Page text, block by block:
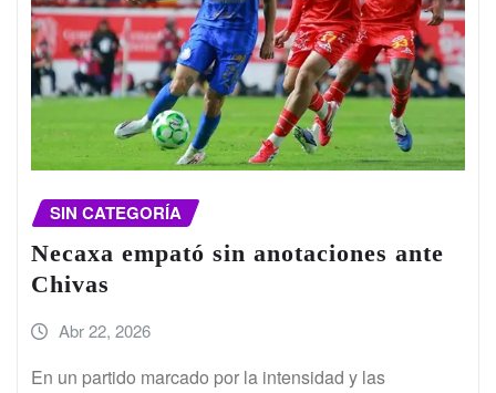
SIN CATEGORÍA
Necaxa empató sin anotaciones ante
Chivas
Abr 22, 2026
En un partido marcado por la intensidad y las